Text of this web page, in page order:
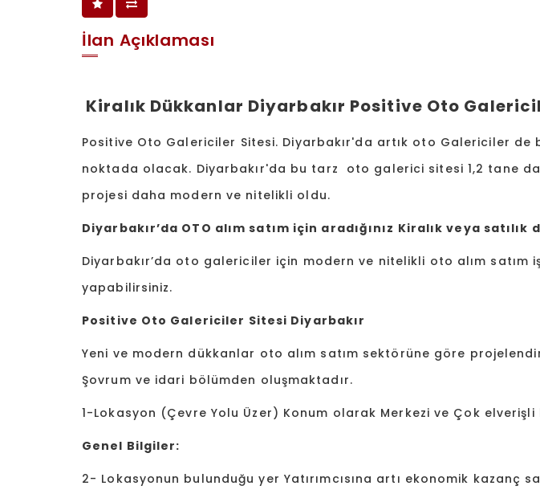
İlan Açıklaması
Kiralık Dükkanlar Diyarbakır Positive Oto
Positive Oto Galericiler Sitesi. Diyarbakır'da artık oto Galericiler
noktada olacak. Diyarbakır'da bu tarz oto galerici sitesi 1,2 tane
projesi daha modern ve nitelikli oldu.
Diyarbakır’da OTO alım satım için aradığınız Kiralık veya satılık
Diyarbakır’da oto galericiler için modern ve nitelikli oto alım satım
yapabilirsiniz.
Positive Oto Galericiler Sitesi Diyarbakır
Yeni ve modern dükkanlar oto alım satım sektörüne göre
Şovrum ve idari bölümden oluşmaktadır.
1-Lokasyon (Çevre Yolu Üzer) Konum olarak Merkezi ve Çok
Genel Bilgiler:
2- Lokasyonun bulunduğu yer Yatırımcısına artı ekonomik kazanç